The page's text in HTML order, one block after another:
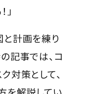
」
と計画を練り
記事では、コ
対策として、